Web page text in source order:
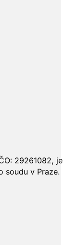
soudu v Praze.